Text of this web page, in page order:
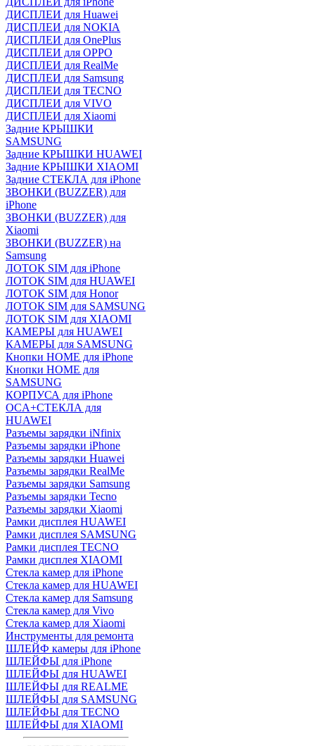
ДИСПЛЕИ для Huawei
ДИСПЛЕИ для NOKIA
ДИСПЛЕИ для OnePlus
ДИСПЛЕИ для OPPO
ДИСПЛЕИ для RealMe
ДИСПЛЕИ для Samsung
ДИСПЛЕИ для TECNO
ДИСПЛЕИ для VIVO
ДИСПЛЕИ для Xiaomi
Задние КРЫШКИ
SAMSUNG
Задние КРЫШКИ HUAWEI
Задние КРЫШКИ XIAOMI
Задние СТЕКЛА для iPhone
ЗВОНКИ (BUZZER) для
iPhone
ЗВОНКИ (BUZZER) для
Xiaomi
ЗВОНКИ (BUZZER) на
Samsung
ЛОТОК SIM для iPhone
ЛОТОК SIM для HUAWEI
ЛОТОК SIM для Honor
ЛОТОК SIM для SAMSUNG
ЛОТОК SIM для XIAOMI
КАМЕРЫ для HUAWEI
КАМЕРЫ для SAMSUNG
Кнопки HOME для iPhone
Кнопки HOME для
SAMSUNG
КОРПУСА для iPhone
OCA+СТЕКЛА для
HUAWEI
Разъемы зарядки iNfinix
Разъемы зарядки iPhone
Разъемы зарядки Huawei
Разъемы зарядки RealMe
Разъемы зарядки Samsung
Разъемы зарядки Tecno
Разъемы зарядки Xiaomi
Рамки дисплея HUAWEI
Рамки дисплея SAMSUNG
Рамки дисплея TECNO
Рамки дисплея XIAOMI
Стекла камер для iPhone
Стекла камер для HUAWEI
Стекла камер для Samsung
Стекла камер для Vivo
Стекла камер для Xiaomi
Инструменты для ремонта
ШЛЕЙФ камеры для iPhone
ШЛЕЙФЫ для iPhone
ШЛЕЙФЫ для HUAWEI
ШЛЕЙФЫ для REALME
ШЛЕЙФЫ для SAMSUNG
ШЛЕЙФЫ для TECNO
ШЛЕЙФЫ для XIAOMI